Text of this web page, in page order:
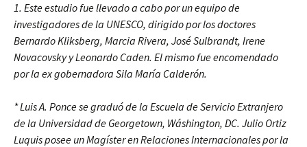
1. Este estudio fue llevado a cabo por un equipo de
investigadores de la UNESCO, dirigido por los doctores
Bernardo Kliksberg, Marcia Rivera, José Sulbrandt, Irene
Novacovsky y Leonardo Caden. El mismo fue encomendado
por la ex gobernadora Sila María Calderón.
* Luis A. Ponce se graduó de la Escuela de Servicio Extranjero
de la Universidad de Georgetown, Wáshington, DC. Julio Ortiz
Luquis posee un Magíster en Relaciones Internacionales por la